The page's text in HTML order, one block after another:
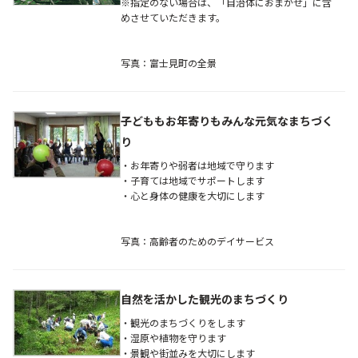
※指定のない場合は、「自治体におまかせ」に含
めさせていただきます。
写真：富士見町の全景
子どももお年寄りもみんな元気なまちづく
り
・お年寄りや弱者は地域で守ります
・子育ては地域でサポートします
・心と身体の健康を大切にします
写真：高齢者のためのデイサービス
自然を活かした観光のまちづくり
・観光のまちづくりをします
・湿原や植物を守ります
・景観や街並みを大切にします